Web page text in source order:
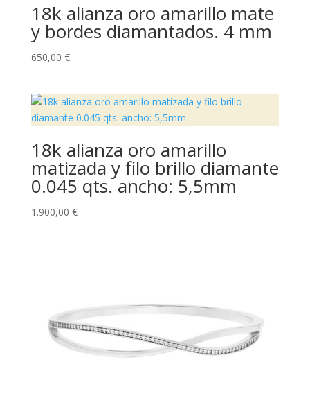
18k alianza oro amarillo mate
y bordes diamantados. 4 mm
650,00 €
18k alianza oro amarillo
matizada y filo brillo diamante
0.045 qts. ancho: 5,5mm
1.900,00 €